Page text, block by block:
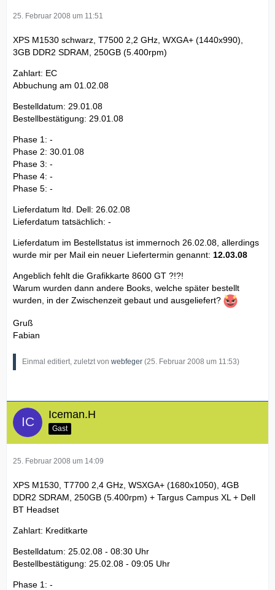
25. Februar 2008 um 11:51
XPS M1530 schwarz, T7500 2,2 GHz, WXGA+ (1440x990),
3GB DDR2 SDRAM, 250GB (5.400rpm)
Zahlart: EC
Abbuchung am 01.02.08
Bestelldatum: 29.01.08
Bestellbestätigung: 29.01.08
Phase 1: -
Phase 2: 30.01.08
Phase 3: -
Phase 4: -
Phase 5: -
Lieferdatum ltd. Dell: 26.02.08
Lieferdatum tatsächlich: -
Lieferdatum im Bestellstatus ist immernoch 26.02.08, allerdings
wurde mir per Mail ein neuer Liefertermin genannt: 12.03.08
Angeblich fehlt die Grafikkarte 8600 GT ?!?!
Warum wurden dann andere Books, welche später bestellt
wurden, in der Zwischenzeit gebaut und ausgeliefert?
Gruß
Fabian
Einmal editiert, zuletzt von webfeger (25. Februar 2008 um 11:53)
Iceman.H
Gast
25. Februar 2008 um 14:09
XPS M1530, T7700 2,4 GHz, WSXGA+ (1680x1050), 4GB
DDR2 SDRAM, 250GB (5.400rpm) + Targus Campus XL + Dell
BT Headset
Zahlart: Kreditkarte
Bestelldatum: 25.02.08 - 08:30 Uhr
Bestellbestätigung: 25.02.08 - 09:05 Uhr
Phase 1: -